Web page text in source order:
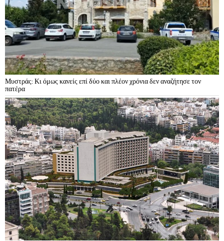
Μυστράς: Κι όμως κανείς επί δύο και πλέον χρόνια δεν αναζήτησε τον
πατέρα